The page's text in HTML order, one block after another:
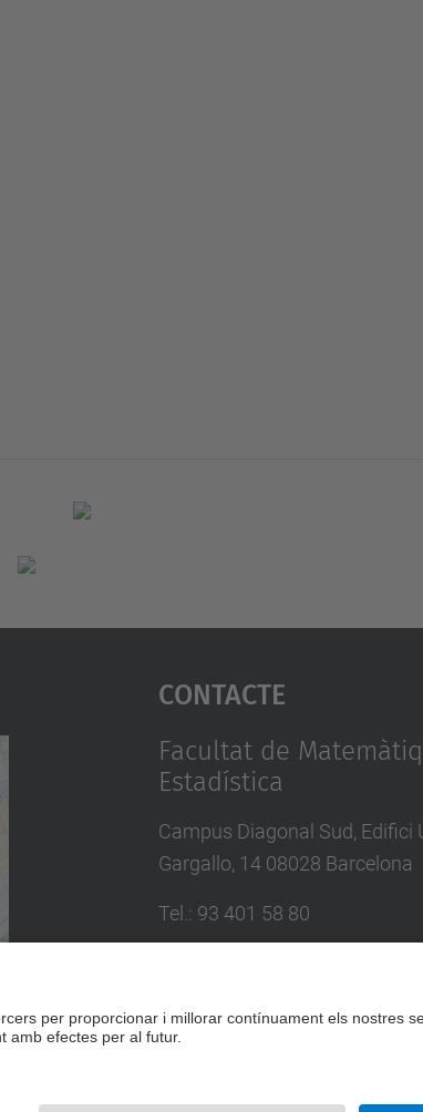
Contacte
Facultat de
Estadística
Campus Diagonal Sud, Edifici
Gargallo, 14 08028 Barcelona
Tel. : 93 401 58 80
Formulari de contacte